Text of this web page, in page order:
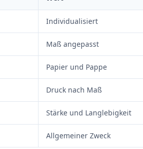
Individualisiert
Maß angepasst
Papier und Pappe
Druck nach Maß
Stärke und Langlebigkeit
Allgemeiner Zweck